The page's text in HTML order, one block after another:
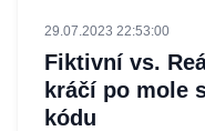
29.07.2023 22:53:00
Fiktivní vs.
kráčí po mole
kódu